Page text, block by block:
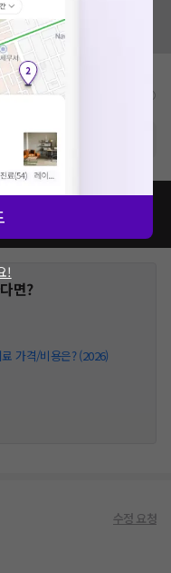
비급여/급여 진료란?
니다.
기
면?
가격/비용은? (2026)
수정 요청
니다.
잠시 후 다시 시도해주
두닥 채널톡으로 문의
!